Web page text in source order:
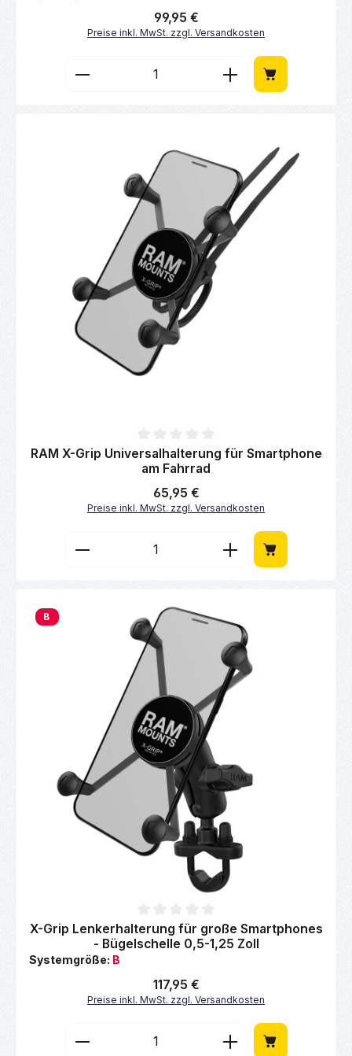
Regulärer Preis:
99,95 €
Preise inkl. MwSt. zzgl. Versandkosten
Produkt Anzahl: Gib den gewünschten
Durchschnittliche Bewertung von 0 von 5 Sternen
RAM X-Grip Universalhalterung für Smartphone
am Fahrrad
Regulärer Preis:
65,95 €
Preise inkl. MwSt. zzgl. Versandkosten
Produkt Anzahl: Gib den gewünschten
B
Durchschnittliche Bewertung von 0 von 5 Sternen
X-Grip Lenkerhalterung für große Smartphones
- Bügelschelle 0,5-1,25 Zoll
Systemgröße: B
Regulärer Preis:
117,95 €
Preise inkl. MwSt. zzgl. Versandkosten
Produkt Anzahl: Gib den gewünschten